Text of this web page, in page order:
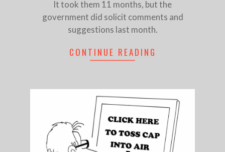
It took them 11 months, but the
government did solicit comments and
suggestions last month.
CONTINUE READING